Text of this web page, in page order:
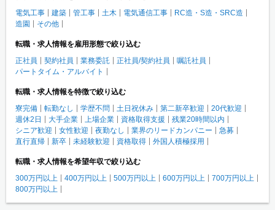
電気工事
建築 管工事 土木 電気通信工事
RC造・S造・SRC造
造園
その他
転職・求人情報を雇用形態で絞り込む
正社員
契約社員 業務委託 正社員/契約社員
嘱託社員
パートタイム・アルバイト
転職・求人情報を特徴で絞り込む
寮完備
転勤なし 学歴不問 土日祝休み 第二新卒歓迎
20代歓迎
週休2日
大手企業 上場企業 資格取得支援
残業20時間以内
シニア歓迎
女性歓迎 夜勤なし 業界のリードカンパニー
急募
直行直帰
新卒 未経験歓迎 資格取得 外国人積極採用
転職・求人情報を希望年収で絞り込む
300万円以上
400万円以上 500万円以上 600万円以上
700万円以上
800万円以上